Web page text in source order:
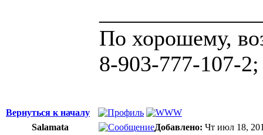
По хорошему,
8-903-777-107-
Вернуться к началу
Salamata
Добавлено: Чт июл 18,